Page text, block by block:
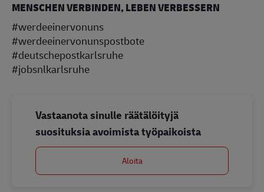
MENSCHEN VERBINDEN, LEBEN VERBESSERN
#werdeeinervonuns
#werdeeinervonunspostbote
#deutschepostkarlsruhe
#jobsnlkarlsruhe
Vastaanota sinulle räätälöityjä
suosituksia avoimista työpaikoista
Aloita